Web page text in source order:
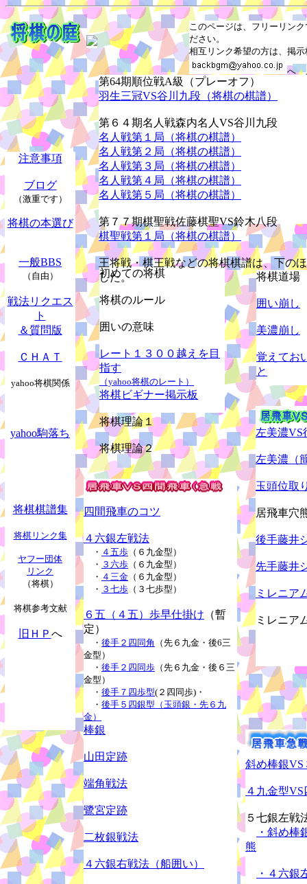
第64期順位戦A級（プレーオフ）
羽生三冠VS谷川九段（将棋の棋譜）
第６４期名人戦森内名人VS谷川九段
名人戦第１局（将棋の棋譜）
名人戦第２局（将棋の棋譜）
名人戦第３局（将棋の棋譜）
名人戦第４局（将棋の棋譜）
名人戦第５局（将棋の棋譜）
第７７期棋聖戦佐藤棋聖VS鈴木八段
棋聖戦第１局（将棋の棋譜）
王将戦・棋王戦などの将棋棋譜は、下の
した。
このページは、フリーリン
ださい。
相互リンク希望の方は、掲
へ
(相互リンク大募集してます
斜め棒銀VS
４九金型
５七銀左戦
・斜め棒
熊
・４六銀
将棋道場
囲い崩し
美濃崩し
覚えてお
と
初めての将棋
将棋のルール
囲いの意味
レート１３００越えを目
指す
（yahoo将棋のレート）
将棋ビギナー掲示板
将棋理論１
将棋理論２
左美濃VS
左美濃（
玉頭位取
居飛車穴
後手藤井
先手藤井
ミレニア
ミレニア
注意事項
ブログ
（激重です）
将棋の本選び
一般BBS
（自由）
戦法リクエス
ト
＆質問版
ＣＨＡＴ
yahoo将棋関係
yahoo駒落ち
将棋棋譜集
将棋リンク集
ヤフー団体
リンク
（将棋）
将棋参考文献
旧ＨＰ へ
四間飛車のコツ
４六銀左戦法
・ ４五歩 （６九金型）
・ ３六歩 （６九金型）
・ ４三金 （６九金型）
・ ３七歩 （３七歩型）
６五（４五）歩早仕掛け （暫
定）
・ 後手２四同角
（先６九金・後6三
金型）
・ 後手２四同歩 （先６九金・後６三
金型）
・ 後手７四歩型(２四同歩)・
・ 後手５四銀型（玉頭銀・先６九
金）
棒銀
山田定跡
端角戦法
鷺宮定跡
二枚銀戦法
４六銀右戦法（船囲い）